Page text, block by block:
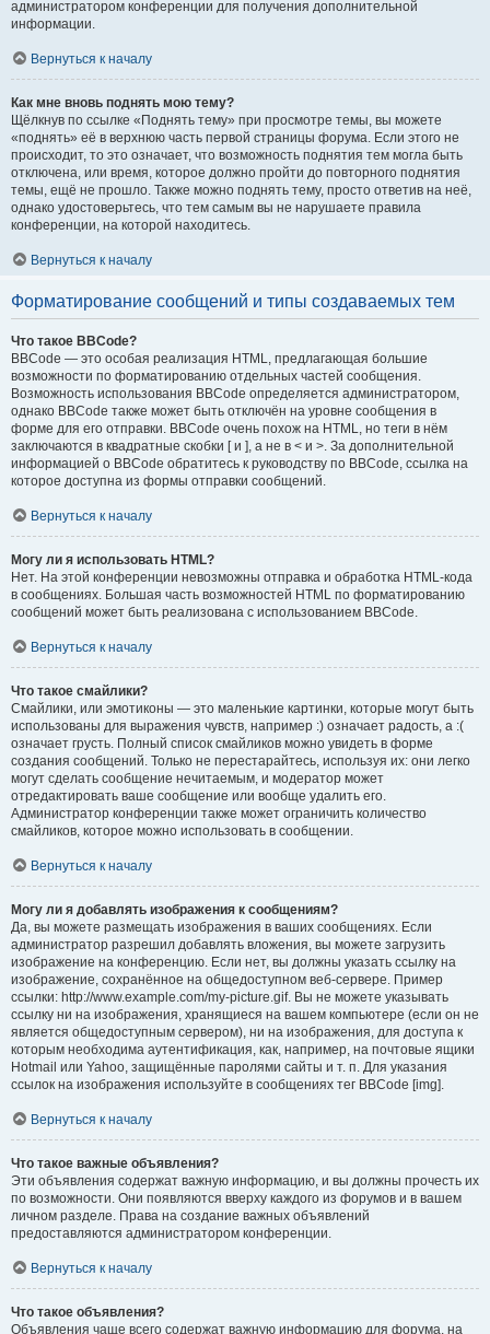
администратором конференции для получения дополнительной
информации.
Вернуться к началу
Как мне вновь поднять мою тему?
Щёлкнув по ссылке «Поднять тему» при просмотре темы, вы можете
«поднять» её в верхнюю часть первой страницы форума. Если этого не
происходит, то это означает, что возможность поднятия тем могла быть
отключена, или время, которое должно пройти до повторного поднятия
темы, ещё не прошло. Также можно поднять тему, просто ответив на неё,
однако удостоверьтесь, что тем самым вы не нарушаете правила
конференции, на которой находитесь.
Вернуться к началу
Форматирование сообщений и типы создаваемых тем
Что такое BBCode?
BBCode — это особая реализация HTML, предлагающая большие
возможности по форматированию отдельных частей сообщения.
Возможность использования BBCode определяется администратором,
однако BBCode также может быть отключён на уровне сообщения в
форме для его отправки. BBCode очень похож на HTML, но теги в нём
заключаются в квадратные скобки [ и ], а не в < и >. За дополнительной
информацией о BBCode обратитесь к руководству по BBCode, ссылка на
которое доступна из формы отправки сообщений.
Вернуться к началу
Могу ли я использовать HTML?
Нет. На этой конференции невозможны отправка и обработка HTML-кода
в сообщениях. Большая часть возможностей HTML по форматированию
сообщений может быть реализована с использованием BBCode.
Вернуться к началу
Что такое смайлики?
Смайлики, или эмотиконы — это маленькие картинки, которые могут быть
использованы для выражения чувств, например :) означает радость, а :(
означает грусть. Полный список смайликов можно увидеть в форме
создания сообщений. Только не перестарайтесь, используя их: они легко
могут сделать сообщение нечитаемым, и модератор может
отредактировать ваше сообщение или вообще удалить его.
Администратор конференции также может ограничить количество
смайликов, которое можно использовать в сообщении.
Вернуться к началу
Могу ли я добавлять изображения к сообщениям?
Да, вы можете размещать изображения в ваших сообщениях. Если
администратор разрешил добавлять вложения, вы можете загрузить
изображение на конференцию. Если нет, вы должны указать ссылку на
изображение, сохранённое на общедоступном веб-сервере. Пример
ссылки: http://www.example.com/my-picture.gif. Вы не можете указывать
ссылку ни на изображения, хранящиеся на вашем компьютере (если он не
является общедоступным сервером), ни на изображения, для доступа к
которым необходима аутентификация, как, например, на почтовые ящики
Hotmail или Yahoo, защищённые паролями сайты и т. п. Для указания
ссылок на изображения используйте в сообщениях тег BBCode [img].
Вернуться к началу
Что такое важные объявления?
Эти объявления содержат важную информацию, и вы должны прочесть их
по возможности. Они появляются вверху каждого из форумов и в вашем
личном разделе. Права на создание важных объявлений
предоставляются администратором конференции.
Вернуться к началу
Что такое объявления?
Объявления чаще всего содержат важную информацию для форума, на